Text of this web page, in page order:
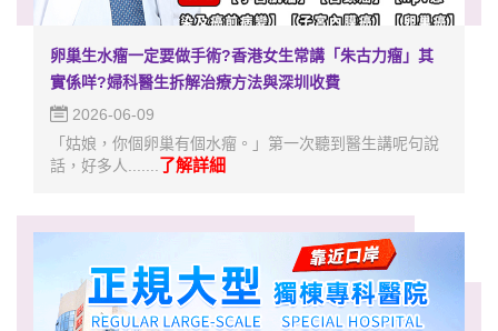
卵巢生水瘤一定要做手術?香港女生常講「朱古力瘤」其
實係咩?婦科醫生拆解治療方法與深圳收費
2026-06-09
「姑娘，你個卵巢有個水瘤。」第一次聽到醫生講呢句說
話，好多人....... 了解詳細